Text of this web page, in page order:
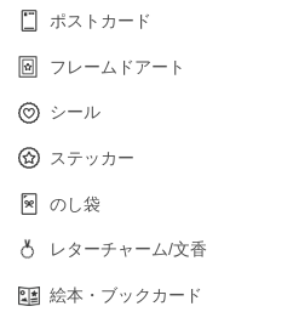
ポストカード
フレームドアート
シール
ステッカー
のし袋
レターチャーム/文香
絵本・ブックカード